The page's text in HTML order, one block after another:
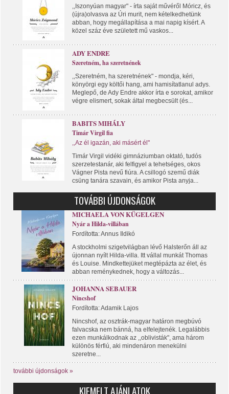
,,Iszonyúan magyar" - írta saját művéről Móricz, és
(újra)olvasva az Úri murit, nem kételkedhetünk
abban, hogy megállapítása a mai napig kísért. A
közel száz éve született mű vaskos...
ADY ENDRE
Szeretném, ha szeretnének
,,Szeretném, ha szeretnének" - mondja, kéri,
könyörgi egy költői hang, ami hamisítatlanul adys.
Meglepő, de Ady Endre akkor írta e sorokat, amikor
végre elismert, sokak által megbecsült (és...
BABITS MIHÁLY
Timár Virgil fia
,,Az él igazán, aki másért él"
Timár Virgil vidéki gimnáziumban oktató, tudós
szerzetestanár, aki felfigyel a tehetséges, okos
Vágner Pista nevű fiúra. A csillogó szemű diák
csüng tanára szavain, és amikor Pista anyja...
TOVÁBBI ÚJDONSÁGOK
MICHAELA VON KÜGELGEN
Nyár a Hilda-villában
Fordította: Annus Ildikó
A stockholmi szigetvilágban lévő Halsterőn áll az
újonnan nyílt Hilda-villa. Itt vállal munkát Thomas
és Louise. Mindkettejüket megtépázta az élet, és
abban reménykednek, hogy a változás...
JOHANNA SEBAUER
Nincshof
Fordította: Adamik Lajos
Nincshof, az osztrák-magyar határon megbúvó
falvacska nem bánná, ha elfelejtenék. Legalábbis
ezen munkálkodnak az ,,oblivisták", ama három
különös férfiú, aki mindenáron menekülni
szeretne...
további újdonságok »
KIEMELT AJÁNLATOK